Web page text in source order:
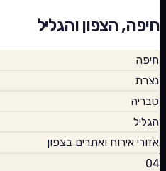
חיפה, הצפון והגליל
חיפה
נצרת
טבריה
הגליל
אזורי אירוח ואתרים בצפון
04